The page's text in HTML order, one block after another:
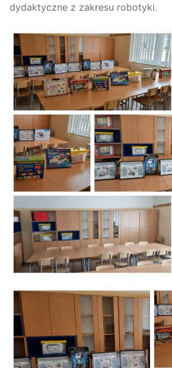
dydaktyczne z zakresu robotyki.